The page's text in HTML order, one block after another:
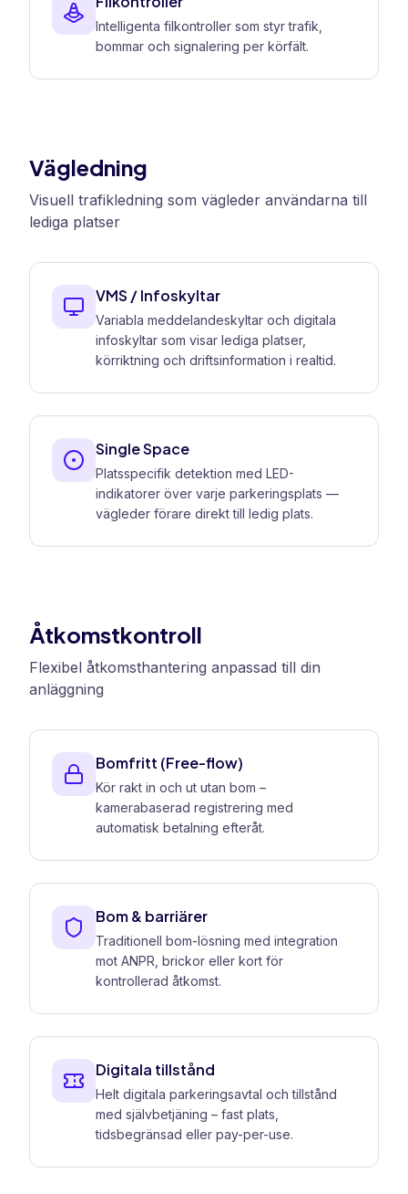
Intelligenta filkontroller som styr trafik,
bommar och signalering per körfält.
Vägledning
Visuell trafikledning som vägleder användarna till
lediga platser
VMS / Infoskyltar
Variabla meddelandeskyltar och digitala
infoskyltar som visar lediga platser,
körriktning och driftsinformation i realtid.
Single Space
Platsspecifik detektion med LED-
indikatorer över varje parkeringsplats —
vägleder förare direkt till ledig plats.
Åtkomstkontroll
Flexibel åtkomsthantering anpassad till din
anläggning
Bomfritt (Free-flow)
Kör rakt in och ut utan bom –
kamerabaserad registrering med
automatisk betalning efteråt.
Bom & barriärer
Traditionell bom-lösning med integration
mot ANPR, brickor eller kort för
kontrollerad åtkomst.
Digitala tillstånd
Helt digitala parkeringsavtal och tillstånd
med självbetjäning – fast plats,
tidsbegränsad eller pay-per-use.